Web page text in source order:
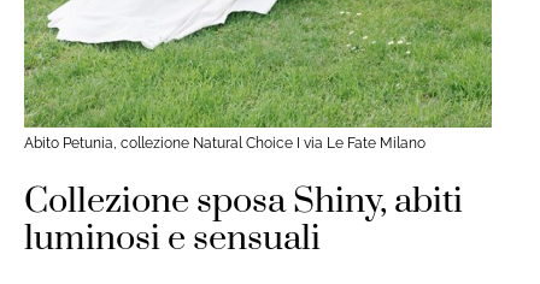
Abito Petunia, collezione Natural Choice I via Le Fate Milano
Collezione sposa Shiny, abiti
luminosi e sensuali